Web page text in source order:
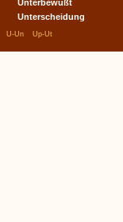
Unterbewußt
Unterscheidung
U-Un Up-Ut